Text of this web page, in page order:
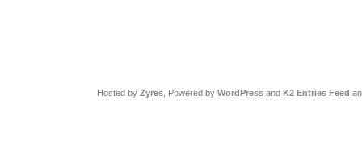
Hosted by Zyres , Powered by WordPress and K2 Entries Feed